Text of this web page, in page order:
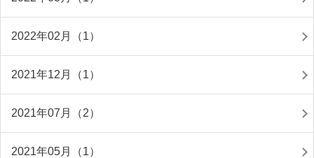
2022年02月（1）
2021年12月（1）
2021年07月（2）
2021年05月（1）